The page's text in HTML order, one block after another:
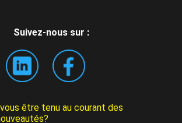
Suivez-nous sur :
être tenu au courant des